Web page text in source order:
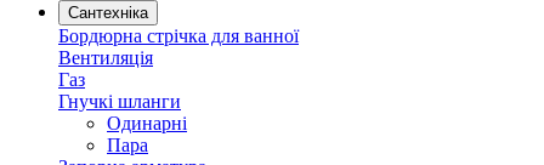
Сантехніка
Бордюрна стрічка для ванної
Вентиляція
Газ
Гнучкі шланги
Одинарні
Пара